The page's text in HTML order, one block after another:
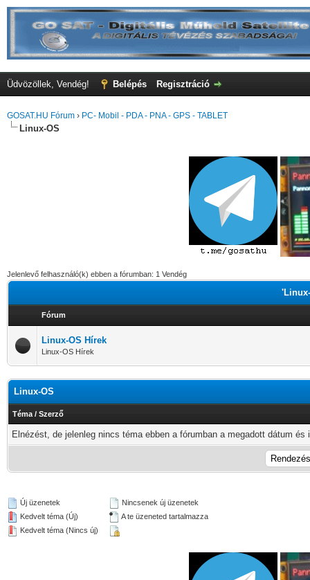
Üdvözöllek, Vendég! Belépés Regisztráció
GOSAT.HU Fórum › PC- Mobil - PDA - PNA - GPS - TABLET
Linux-OS
Jelenlevő felhasználó(k) ebben a fórumban: 1 Vendég
Fórum
Linux-OS Hírek
Linux-OS Hírek
Linux-OS
Téma / Szerző
Elnézést, de jelenleg nincs téma ebben a fórumban a megadott dátum
Új üzenetek
Kedvelt téma (Új)
Kedvelt téma (Nincs új)
Nincsenek új üzenetek
A te üzeneted tartalmazza